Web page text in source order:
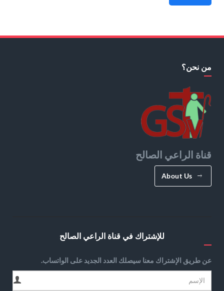
من نحن؟
قناة الراعي الصالح
About Us
للإشتراك في قناة الراعي الصالح
عن طريق الإشتراك معنا سيصلك العدد الجديد على الواتساب.